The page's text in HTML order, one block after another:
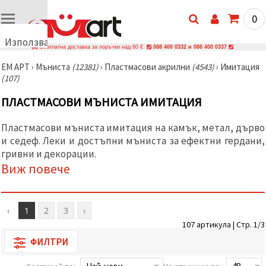
Използваме
🍪
Използваме
и подобни
технологии,
осигурим
правилната
работа на
сайта, да
подобрим
твоето
и, с твое
съгласие,
да
показваме
0
Безплатна доставка за поръчки над 60 € 088 400 0332 и 088 400 0337
ЕМ АРТ › Мъниста (12381)› Пластмасови акрилни (4543)› Имитация
(107)
ПЛАСТМАСОВИ МЪНИСТА ИМИТАЦИЯ
Пластмасови мъниста имитация на камък, метал, дърво
и седеф. Леки и достъпни мъниста за ефектни гердани,
гривни и декорации.
Виж повече
‹ 1 2 3 ›
107 артикула | Стр. 1/3
ФИЛТРИ